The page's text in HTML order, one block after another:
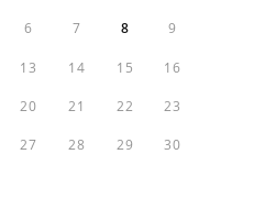
6 7 8 9
13 14 15 16
20 21 22 23
27 28 29 30